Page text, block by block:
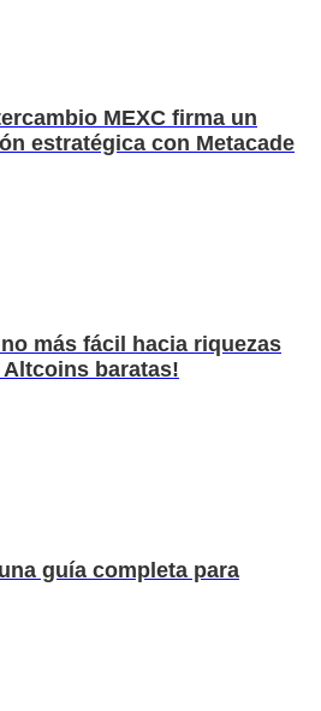
MEXC firma un
estratégica con Metacade
más fácil hacia riquezas
baratas!
guía completa para